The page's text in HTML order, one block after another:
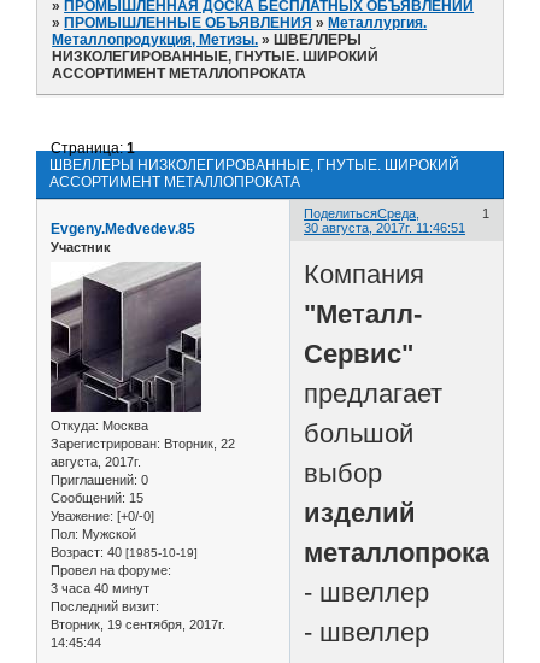
»ПРОМЫШЛЕННАЯ ДОСКА БЕСПЛАТНЫХ ОБЪЯВЛЕНИЙ
»ПРОМЫШЛЕННЫЕ ОБЪЯВЛЕНИЯ »Металлургия.
Металлопродукция, Метизы. »ШВЕЛЛЕРЫ
НИЗКОЛЕГИРОВАННЫЕ, ГНУТЫЕ. ШИРОКИЙ
АССОРТИМЕНТ МЕТАЛЛОПРОКАТА
ШВЕЛЛЕРЫ НИЗКОЛЕГИРОВАННЫЕ, ГНУТЫЕ. ШИРОКИЙ
АССОРТИМЕНТ МЕТАЛЛОПРОКАТА
Страница:1
Поделиться 1
Среда,
30 августа, 2017г. 11:46:51
Evgeny.Medvedev.85
Участник
Откуда: Москва
Зарегистрирован: Вторник, 22
августа, 2017г.
Приглашений: 0
Сообщений: 15
Уважение: [+0/-0]
Пол: Мужской
Возраст: 40 [1985-10-19]
Провел на форуме:
3 часа 40 минут
Последний визит:
Вторник, 19 сентября, 2017г.
14:45:44
Компания
"Металл-
Сервис"
предлагает
большой
выбор
изделий
металлопроката
- швеллер
- швеллер